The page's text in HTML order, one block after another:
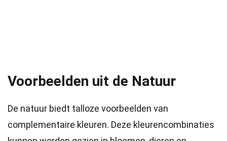
Voorbeelden uit de Natuur
De natuur biedt talloze voorbeelden van
complementaire kleuren. Deze kleurencombinaties